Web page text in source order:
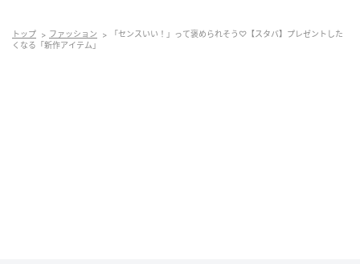
桜色をまとったベアチャーム
トップ ファッション
「センスいい！」って褒められそう♡【スタバ】プレゼントした
くなる「新作アイテム」